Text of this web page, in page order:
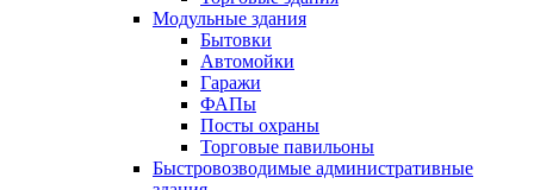
Модульные здания
Бытовки
Автомойки
Гаражи
ФАПы
Посты охраны
Торговые павильоны
Быстровозводимые административные